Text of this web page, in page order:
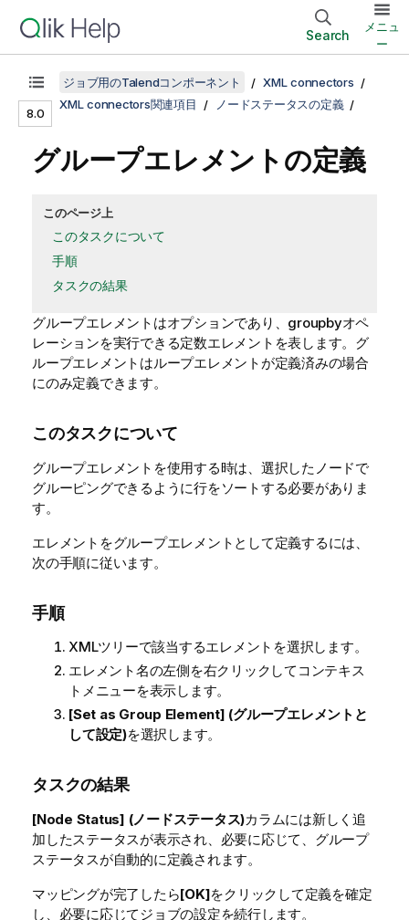
Search
メニュ
ー
8.0
ジョブ用のTalendコンポーネント
XML connectors
XML connectors関連項目
ノードステータスの定義
グループエレメントの定義
このページ上
このタスクについて
手順
タスクの結果
グループエレメントはオプションであり、groupbyオペ
レーションを実行できる定数エレメントを表します。グ
ループエレメントはループエレメントが定義済みの場合
にのみ定義できます。
このタスクについて
グループエレメントを使用する時は、選択したノードで
グルーピングできるように行をソートする必要がありま
す。
エレメントをグループエレメントとして定義するには、
次の手順に従います。
手順
XMLツリーで該当するエレメントを選択します。
エレメント名の左側を右クリックしてコンテキス
トメニューを表示します。
[Set as Group Element] (グループエレメントと
して設定)を選択します。
タスクの結果
[Node Status] (ノードステータス)カラムには新しく追
加したステータスが表示され、必要に応じて、グループ
ステータスが自動的に定義されます。
マッピングが完了したら[OK]をクリックして定義を確定
し、必要に応じてジョブの設定を続行します。